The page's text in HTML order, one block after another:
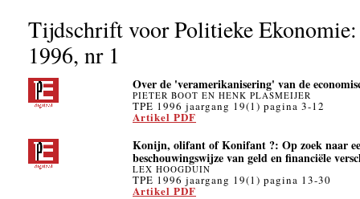
Tijdschrift voor Politieke Ekonomie:
1996, nr 1
Over de 'veramerikanisering' van de
PIETER BOOT EN HENK PLASMEIJER
TPE 1996 jaargang 19(1) pagina 3-12
Artikel PDF
Konijn, olifant of Konifant ?: Op zoek naar
beschouwingswijze van geld en financiële
LEX HOOGDUIN
TPE 1996 jaargang 19(1) pagina 13-30
Artikel PDF